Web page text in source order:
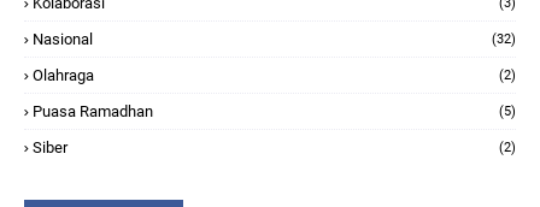
Nasional (32)
Olahraga (2)
Puasa Ramadhan (5)
Siber (2)